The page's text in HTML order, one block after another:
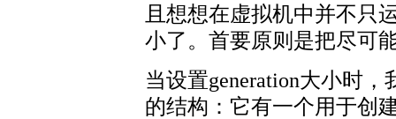
且想想在虚拟机中并不只
小了。首要原则是把尽可
当设置generation大小时，
的结构：它有一个用于创